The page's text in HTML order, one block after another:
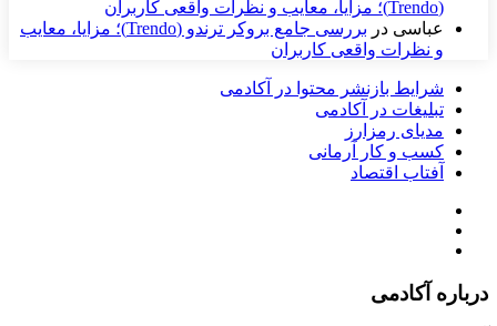
(Trendo)؛ مزایا، معایب و نظرات واقعی کاربران
عباسی در
بررسی جامع بروکر ترندو (Trendo)؛ مزایا، معایب
و نظرات واقعی کاربران
شرایط بازنشر محتوا در آکادمی
تبلیغات در آکادمی
مدیای رمزارز
کسب و کار آرمانی
آفتاب اقتصاد
درباره آکادمی